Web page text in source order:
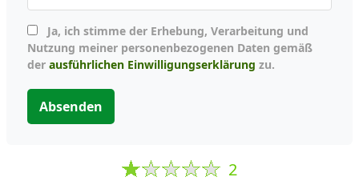
Nutzung meiner personenbezogenen Daten gemäß
der ausführlichen Einwilligungserklärung zu.
Absenden
2